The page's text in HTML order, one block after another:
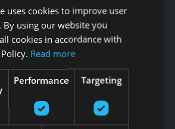
Бривибас гатве 439, Рига, LV-1024
номер 44103017158 НДС №
LV44103017158
, SWIFT: UNLALV2X
В ВАШЕЙ ЭЛЕКТРОННОЙ
uses cookies to improve user
By using our website you
cookies in accordance with
Read more
Performance Targeting